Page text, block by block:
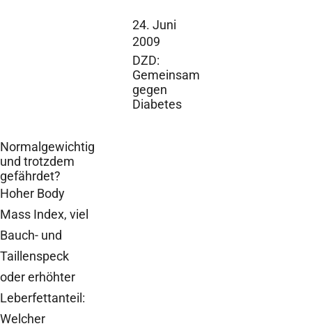
24. Juni
2009
DZD:
Gemeinsam
gegen
Diabetes
Normalgewichtig
und trotzdem
gefährdet?
Hoher Body
Mass Index, viel
Bauch- und
Taillenspeck
oder erhöhter
Leberfettanteil:
Welcher